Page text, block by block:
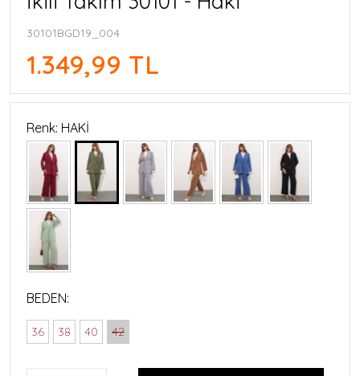
30101BGD19_004
1.349,99 TL
Renk: HAKİ
BEDEN:
36 38 40 42